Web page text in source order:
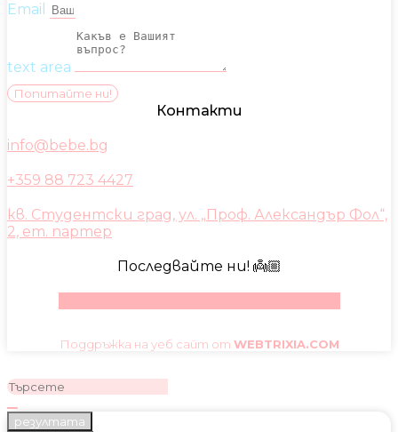
Email
text area
Попитайте ни!
Контакти
info@bebe.bg
+359 88 723 4427
кв. Студентски град, ул. „Проф. Александър Фол“,
2, ет. партер
Последвайте ни! 👼🏼
Поддръжка на уеб сайт от WEBTRIXIA.COM
резултата